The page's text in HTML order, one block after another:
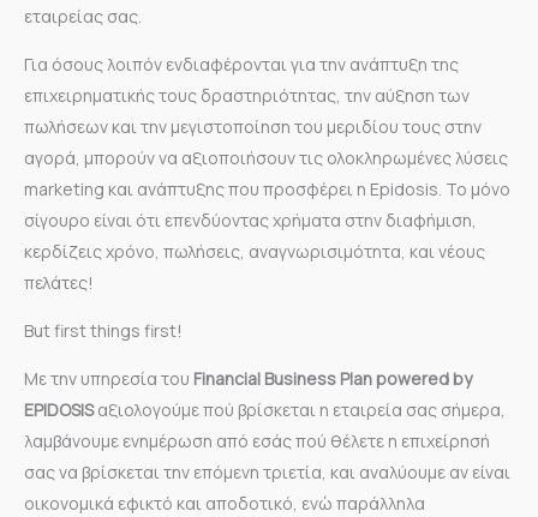
εταιρείας σας.
Για όσους λοιπόν ενδιαφέρονται για την ανάπτυξη της
επιχειρηματικής τους δραστηριότητας, την αύξηση των
πωλήσεων και την μεγιστοποίηση του μεριδίου τους στην
αγορά, μπορούν να αξιοποιήσουν τις ολοκληρωμένες λύσεις
marketing και ανάπτυξης που προσφέρει η Epidosis. Το μόνο
σίγουρο είναι ότι επενδύοντας χρήματα στην διαφήμιση,
κερδίζεις χρόνο, πωλήσεις, αναγνωρισιμότητα, και νέους
πελάτες!
But first things first!
Με την υπηρεσία του Financial Business Planpowered by
EPIDOSISαξιολογούμε πού βρίσκεται η εταιρεία σας σήμερα,
λαμβάνουμε ενημέρωση από εσάς πού θέλετε η επιχείρησή
σας να βρίσκεται την επόμενη τριετία, και αναλύουμε αν είναι
οικονομικά εφικτό και αποδοτικό, ενώ παράλληλα